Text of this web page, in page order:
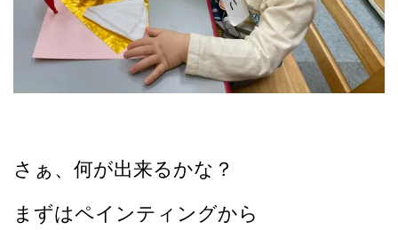
さぁ、何が出来るかな？
まずはペインティングから